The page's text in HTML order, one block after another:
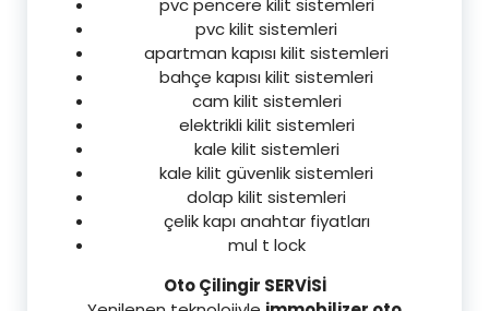
pvc pencere kilit sistemleri
pvc kilit sistemleri
apartman kapısı kilit sistemleri
bahçe kapısı kilit sistemleri
cam kilit sistemleri
elektrikli kilit sistemleri
kale kilit sistemleri
kale kilit güvenlik sistemleri
dolap kilit sistemleri
çelik kapı anahtar fiyatları
mul t lock
Oto Çilingir SERVİSİ